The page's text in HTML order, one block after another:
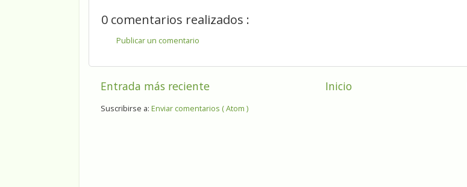
0 comentarios realizados :
Publicar un comentario
Entrada más reciente Inicio
Suscribirse a: Enviar comentarios ( Atom )